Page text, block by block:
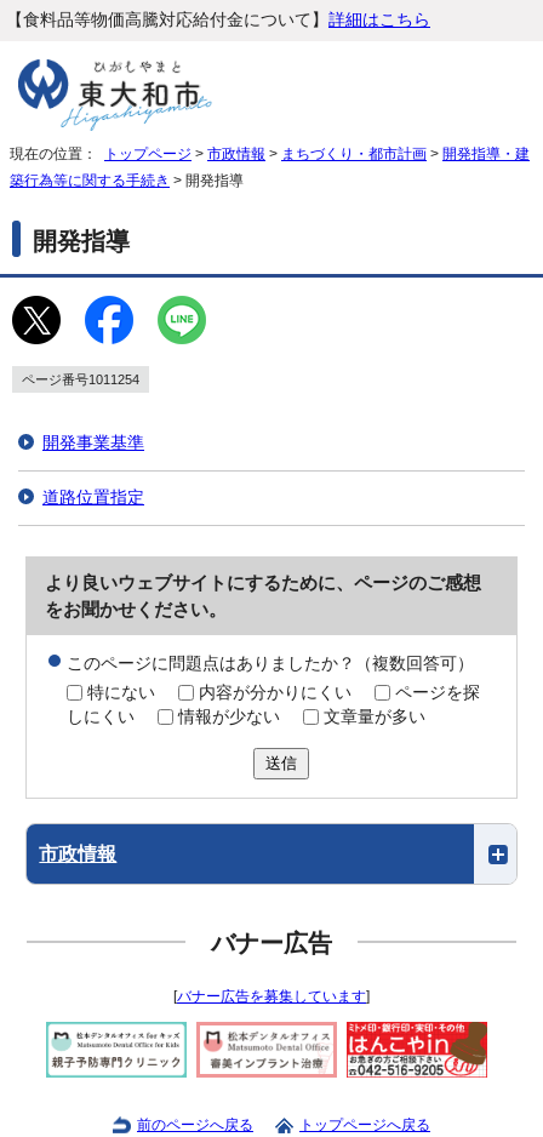
【食料品等物価高騰対応給付金について】 詳細はこちら
現在の位置： トップページ > 市政情報 > まちづくり・都市計画 > 開発指導・建
築行為等に関する手続き > 開発指導
開発指導
ページ番号1011254
開発事業基準
道路位置指定
より良いウェブサイトにするために、ページのご感想
をお聞かせください。
このページに問題点はありましたか？（複数回答可）
特にない
内容が分かりにくい
ページを探
しにくい
情報が少ない 文章量が多い
送信
市政情報
バナー広告
[バナー広告を募集しています]
前のページへ戻る トップページへ戻る